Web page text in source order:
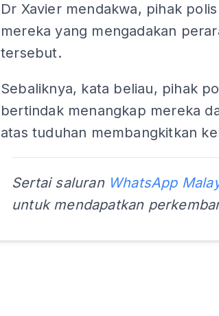
Dr Xavier mendakwa, pihak
mereka yang mengadakan
tersebut.
Sebaliknya, kata beliau, pihak
bertindak menangkap mereka
atas tuduhan membangkitkan
Sertai saluran WhatsApp
untuk mendapatkan